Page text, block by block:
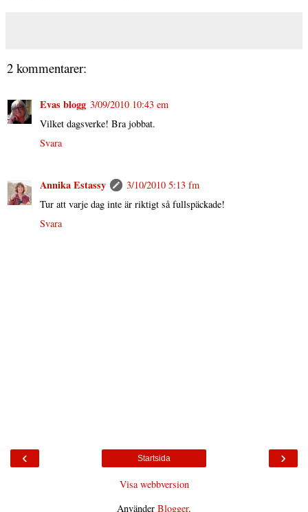
2 kommentarer:
Evas blogg 3/09/2010 10:43 em
Vilket dagsverke! Bra jobbat.
Svara
Annika Estassy
3/10/2010 5:13 fm
Tur att varje dag inte är riktigt så fullspäckade!
Svara
‹ ›
Startsida
Visa webbversion
Använder Blogger.